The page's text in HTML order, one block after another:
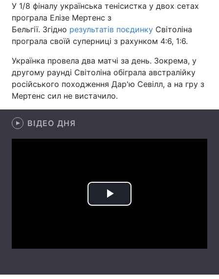
Україна
Економіка Світ
Спорт Наука
Техно і зв'язок Лайт
Зброя Інциденти
Здоров'я
У 1/8 фіналу українська тенісистка у двох сетах
програла Елізе Мертенс з
Бельгії. Згідно результатів поєдинку Світоліна
програла своїй суперниці з рахунком 4:6, 1:6.
Українка провела два матчі за день. Зокрема, у
другому раунді Світоліна обіграла австралійку
російського походження Дар'ю Севілл, а на гру з
Мертенс сил не вистачило.
ВІДЕО ДНЯ
Play